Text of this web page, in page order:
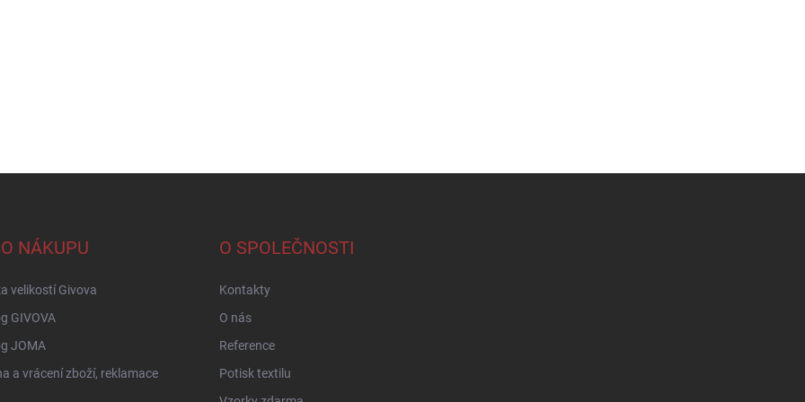
NÁKUPU
velikostí Givova
GIVOVA
JOMA
a vrácení zboží, reklamace
O SPOLEČNOSTI
Kontakty
O nás
Reference
Potisk textilu